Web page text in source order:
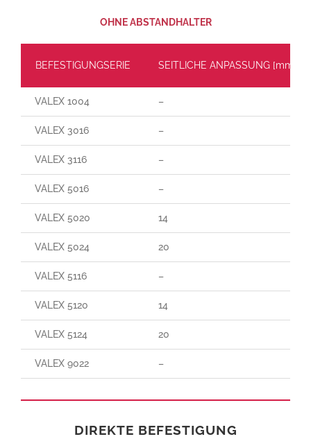
OHNE ABSTANDHALTER
BEFESTIGUNGSERIE SEITLICHE ANPASSUNG [mm]
VALEX 1004 –
VALEX 3016 –
VALEX 3116 –
VALEX 5016 –
VALEX 5020 14
VALEX 5024 20
VALEX 5116 –
VALEX 5120 14
VALEX 5124 20
VALEX 9022 –
DIREKTE BEFESTIGUNG